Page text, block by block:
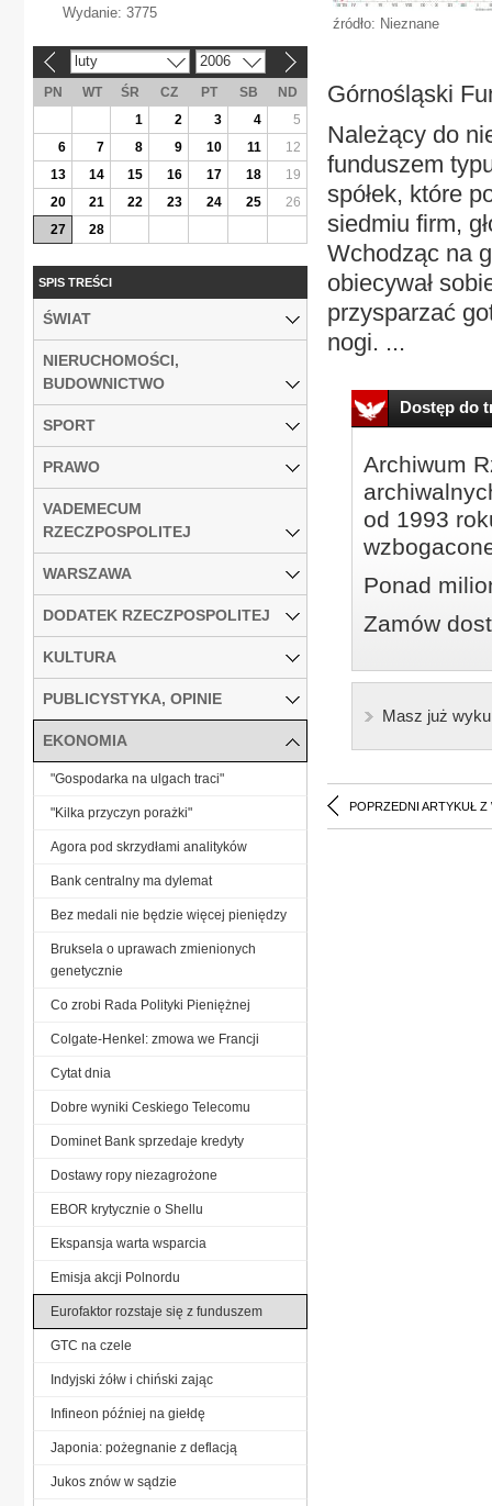
źródło: Nieznane
Górnośląski
Należący do
funduszem
spółek, które
siedmiu firm,
Wchodząc na
obiecywał
przysparzać
nogi. ...
Dostęp do
Archiwum
od 1993
Ponad
Zamów
Masz już
POPRZEDNI ARTYKUŁ Z
Wydanie: 3775
luty 2006
PN WT ŚR CZ PT SB
ND
1
2 3 4
5
6
7 8 9 10 11
12
13
14 15 16 17 18
19
20
21 22 23 24 25
26
27
28
SPIS TREŚCI
ŚWIAT
NIERUCHOMOŚCI,
BUDOWNICTWO
SPORT
PRAWO
VADEMECUM
RZECZPOSPOLITEJ
WARSZAWA
DODATEK RZECZPOSPOLITEJ
KULTURA
PUBLICYSTYKA, OPINIE
EKONOMIA
"Gospodarka na ulgach traci"
"Kilka przyczyn porażki"
Agora pod skrzydłami analityków
Bank centralny ma dylemat
Bez medali nie będzie więcej pieniędzy
Bruksela o uprawach zmienionych
genetycznie
Co zrobi Rada Polityki Pieniężnej
Colgate-Henkel: zmowa we Francji
Cytat dnia
Dobre wyniki Ceskiego Telecomu
Dominet Bank sprzedaje kredyty
Dostawy ropy niezagrożone
EBOR krytycznie o Shellu
Ekspansja warta wsparcia
Emisja akcji Polnordu
Eurofaktor rozstaje się z funduszem
GTC na czele
Indyjski żółw i chiński zając
Infineon później na giełdę
Japonia: pożegnanie z deflacją
Jukos znów w sądzie